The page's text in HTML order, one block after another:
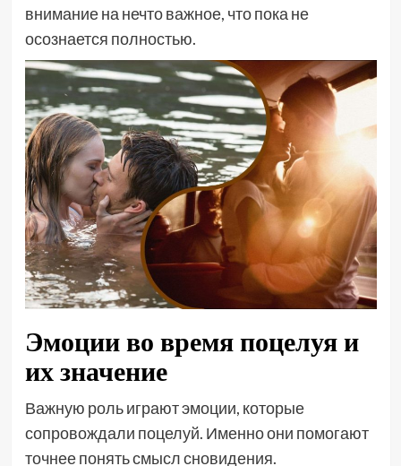
внимание на нечто важное, что пока не
осознается полностью.
Эмоции во время поцелуя и
их значение
Важную роль играют эмоции, которые
сопровождали поцелуй. Именно они помогают
точнее понять смысл сновидения.